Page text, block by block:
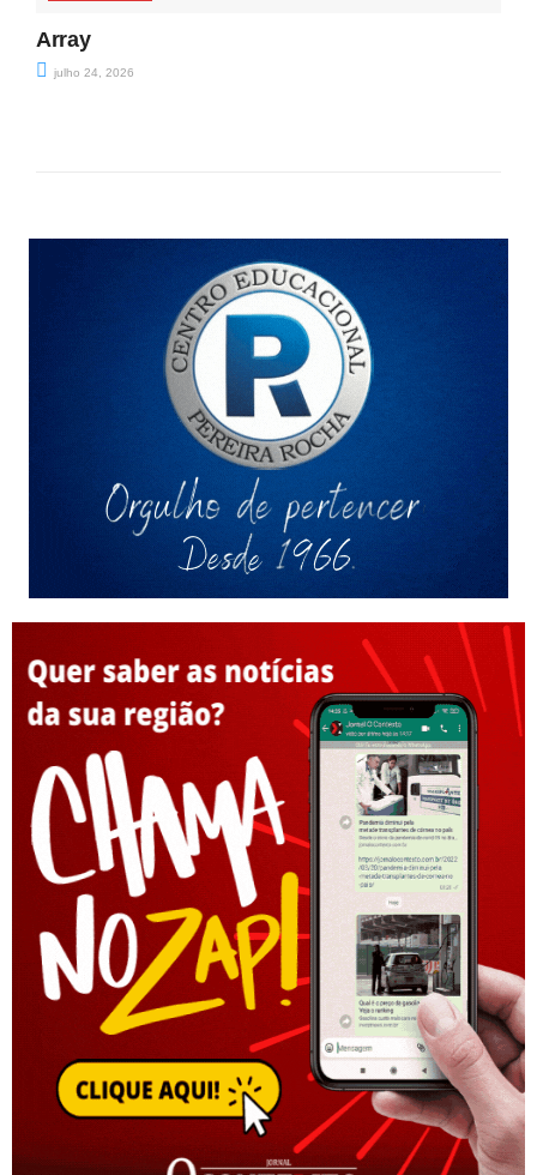
Array
julho 24, 2026